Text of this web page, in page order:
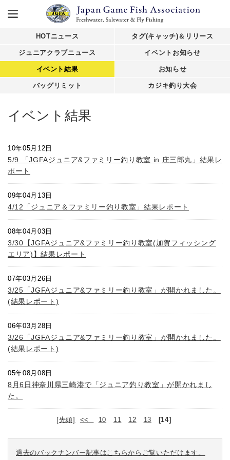
HOTニュース タグ(キャッチ)＆リリース
ジュニアクラブニュース イベントお知らせ
イベント結果 お知らせ
バッグリミット カジキ釣り大会
イベント結果
10年05月12日
5/9 「JGFAジュニア&ファミリー釣り教室 in 庄三郎丸」結果レ
ポート
09年04月13日
4/12「ジュニア＆ファミリー釣り教室」結果レポート
08年04月03日
3/30【JGFAジュニア&ファミリー釣り教室(加賀フィッシング
エリア)】結果レポート
07年03月26日
3/25「JGFAジュニア&ファミリー釣り教室」が開かれました。
(結果レポート)
06年03月28日
3/26「JGFAジュニア&ファミリー釣り教室」が開かれました。
(結果レポート)
05年08月08日
8月6日神奈川県三崎港で「ジュニア釣り教室」が開かれまし
た。
[先頭] << 10 11 12 13 [14]
過去のバックナンバー記事はこちらからご覧いただけます。